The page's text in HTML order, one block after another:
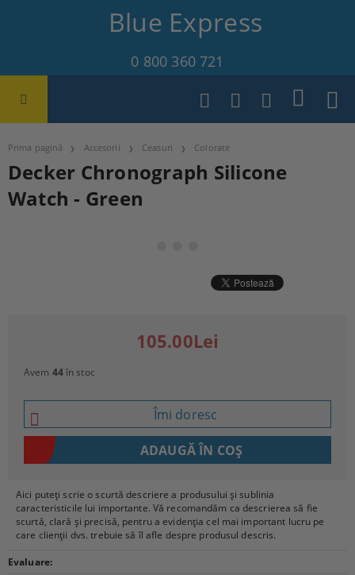
Blue Express
0 800 360 721
Prima pagină Accesorii Ceasuri Colorate
Decker Chronograph Silicone
Watch - Green
Aici puteți scrie o scurtă descriere a produsului și sublinia
caracteristicile lui importante. Vă recomandăm ca descrierea să fie
scurtă, clară și precisă, pentru a evidenția cel mai important lucru pe
care clienții dvs. trebuie să îl afle despre produsul descris.
Evaluare:
105.00Lei
Avem 44în stoc
Îmi doresc